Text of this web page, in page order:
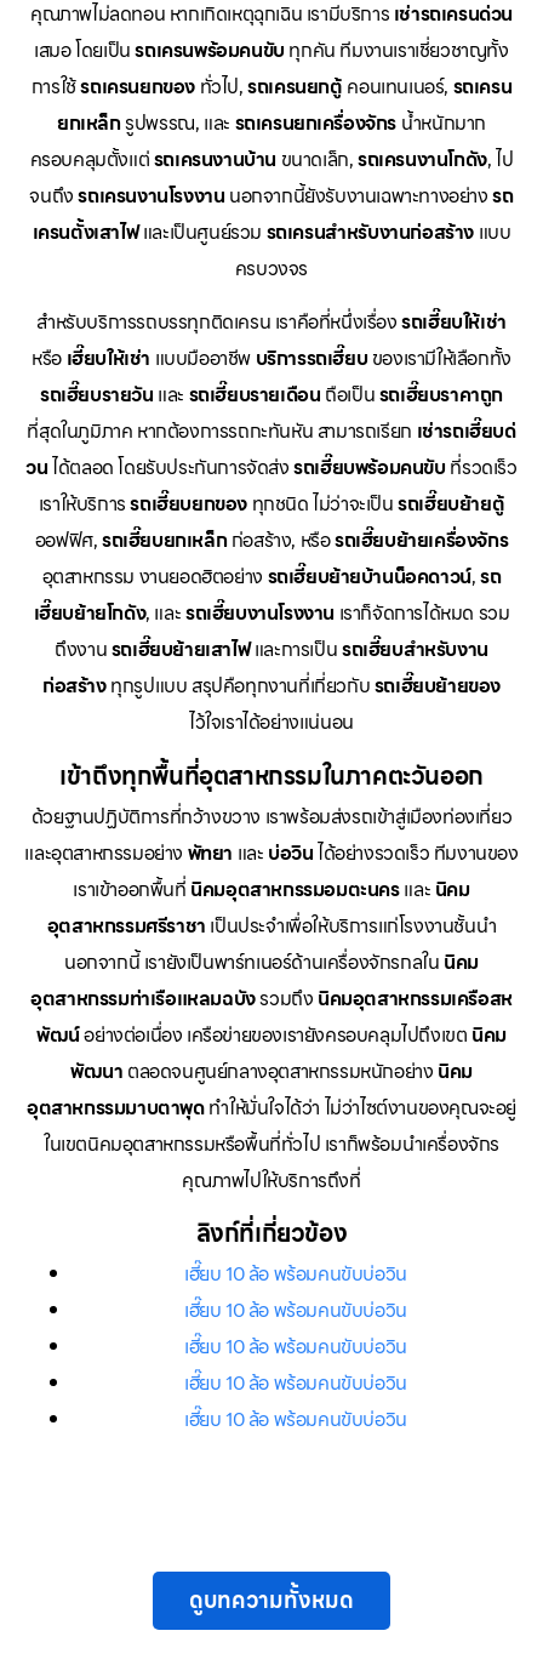
คุณภาพไม่ลดทอน หากเกิดเหตุฉุกเฉิน เรามีบริการ เช่ารถเครนด่วน
เสมอ โดยเป็นรถเครนพร้อมคนขับ ทุกคัน ทีมงานเราเชี่ยวชาญทั้ง
การใช้รถเครนยกของ ทั่วไป,รถเครนยกตู้ คอนเทนเนอร์, รถเครน
ยกเหล็กรูปพรรณ, และ รถเครนยกเครื่องจักร น้ำหนักมาก
ครอบคลุมตั้งแต่รถเครนงานบ้าน ขนาดเล็ก,รถเครนงานโกดัง, ไป
จนถึงรถเครนงานโรงงาน นอกจากนี้ยังรับงานเฉพาะทางอย่างรถ
เครนตั้งเสาไฟและเป็นศูนย์รวม รถเครนสำหรับงานก่อสร้าง แบบ
ครบวงจร
สำหรับบริการรถบรรทุกติดเครน เราคือที่หนึ่งเรื่องรถเฮี๊ยบให้เช่า
หรือ เฮี๊ยบให้เช่า แบบมืออาชีพ บริการรถเฮี๊ยบ ของเรามีให้เลือกทั้ง
รถเฮี๊ยบรายวัน และ รถเฮี๊ยบรายเดือน ถือเป็นรถเฮี๊ยบราคาถูก
ที่สุดในภูมิภาค หากต้องการรถกะทันหัน สามารถเรียก เช่ารถเฮี๊ยบด่
วนได้ตลอด โดยรับประกันการจัดส่งรถเฮี๊ยบพร้อมคนขับ ที่รวดเร็ว
เราให้บริการรถเฮี๊ยบยกของ ทุกชนิด ไม่ว่าจะเป็นรถเฮี๊ยบย้ายตู้
ออฟฟิศ,รถเฮี๊ยบยกเหล็กก่อสร้าง, หรือรถเฮี๊ยบย้ายเครื่องจักร
อุตสาหกรรม งานยอดฮิตอย่าง รถเฮี๊ยบย้ายบ้านน็อคดาวน์,รถ
เฮี๊ยบย้ายโกดัง, และรถเฮี๊ยบงานโรงงาน เราก็จัดการได้หมด รวม
ถึงงานรถเฮี๊ยบย้ายเสาไฟและการเป็นรถเฮี๊ยบสำหรับงาน
ก่อสร้างทุกรูปแบบ สรุปคือทุกงานที่เกี่ยวกับรถเฮี๊ยบย้ายของ
ไว้ใจเราได้อย่างแน่นอน
เข้าถึงทุกพื้นที่อุตสาหกรรมในภาคตะวันออก
ด้วยฐานปฏิบัติการที่กว้างขวาง เราพร้อมส่งรถเข้าสู่เมืองท่องเที่ยว
และอุตสาหกรรมอย่าง พัทยา และ บ่อวินได้อย่างรวดเร็ว ทีมงานของ
เราเข้าออกพื้นที่ นิคมอุตสาหกรรมอมตะนครและ นิคม
อุตสาหกรรมศรีราชา เป็นประจำเพื่อให้บริการแก่โรงงานชั้นนำ
นอกจากนี้ เรายังเป็นพาร์ทเนอร์ด้านเครื่องจักรกลใน นิคม
อุตสาหกรรมท่าเรือแหลมฉบังรวมถึง นิคมอุตสาหกรรมเครือสห
พัฒน์อย่างต่อเนื่อง เครือข่ายของเรายังครอบคลุมไปถึงเขต นิคม
พัฒนา ตลอดจนศูนย์กลางอุตสาหกรรมหนักอย่าง นิคม
อุตสาหกรรมมาบตาพุดทำให้มั่นใจได้ว่า ไม่ว่าไซต์งานของคุณจะอยู่
ในเขตนิคมอุตสาหกรรมหรือพื้นที่ทั่วไป เราก็พร้อมนำเครื่องจักร
คุณภาพไปให้บริการถึงที่
ลิงก์ที่เกี่ยวข้อง
เฮี๊ยบ 10 ล้อ พร้อมคนขับบ่อวิน
เฮี๊ยบ 10 ล้อ พร้อมคนขับบ่อวิน
เฮี๊ยบ 10 ล้อ พร้อมคนขับบ่อวิน
เฮี๊ยบ 10 ล้อ พร้อมคนขับบ่อวิน
เฮี๊ยบ 10 ล้อ พร้อมคนขับบ่อวิน
ดูบทความทั้งหมด